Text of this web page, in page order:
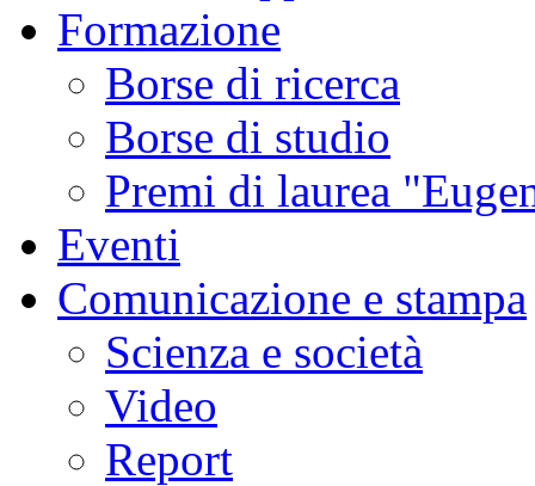
Formazione
Borse di ricerca
Borse di studio
Premi di laurea
Eventi
Comunicazione e stampa
Scienza e società
Video
Report